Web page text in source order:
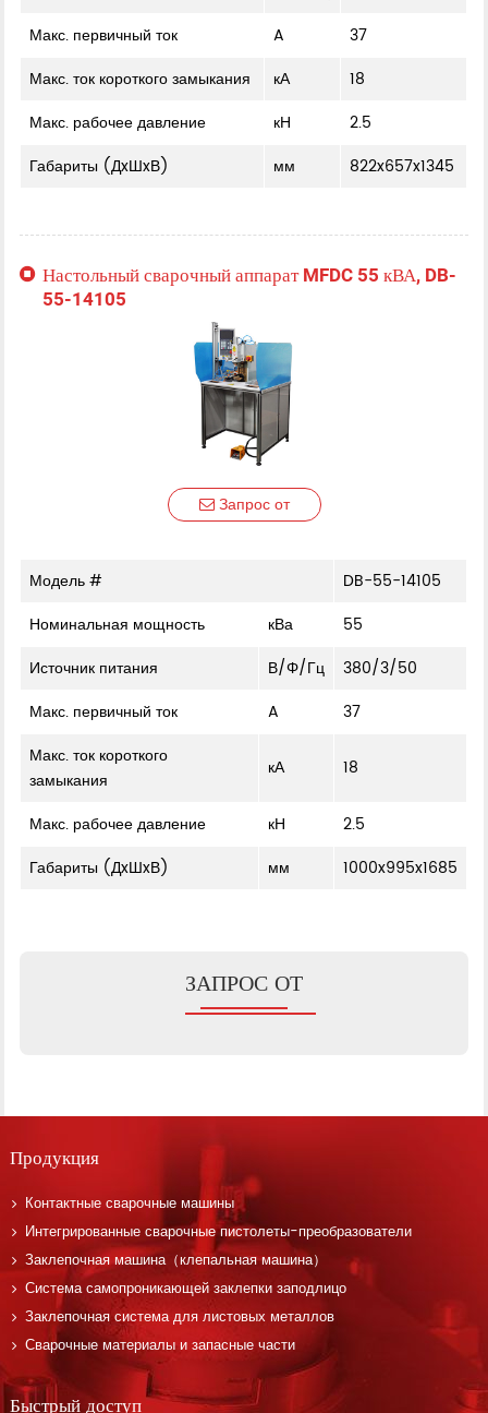
Макс. первичный ток
A
37
Макс. ток короткого замыкания
кА
18
Макс. рабочее давление
кН
2.5
Габариты (ДxШxВ)
мм 822x657x1345
Настольный сварочный аппарат MFDC 55 кВА, DB-
55-14105
Запрос от
Модель #
DB-55-14105
Номинальная мощность
кВа
55
Источник питания
В/Φ/Гц
380/3/50
Макс. первичный ток
A
37
Макс. ток короткого
замыкания
кА 18
Макс. рабочее давление кН
2.5
Габариты (ДxШxВ)
мм 1000x995x1685
ЗАПРОС ОТ
Продукция
Контактные сварочные машины
Интегрированные сварочные пистолеты-преобразователи
Заклепочная машина（клепальная машина）
Система самопроникающей заклепки заподлицо
Заклепочная система для листовых металлов
Сварочные материалы и запасные части
Быстрый доступ